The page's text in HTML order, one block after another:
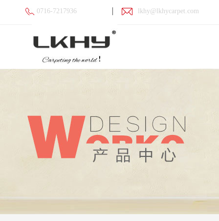
0716-7217936 lkhy@lkhycarpet.com